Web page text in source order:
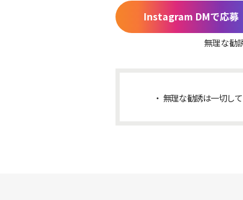
Instagram DMで応募
無理な勧
無理な勧誘は一切し